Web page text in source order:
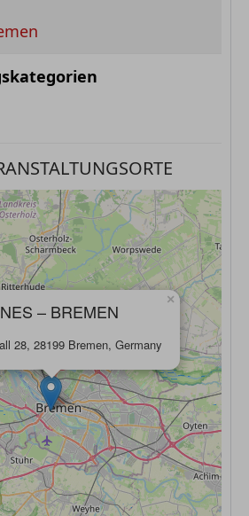
– BREMEN
28, 28199 Bremen, Germany
×